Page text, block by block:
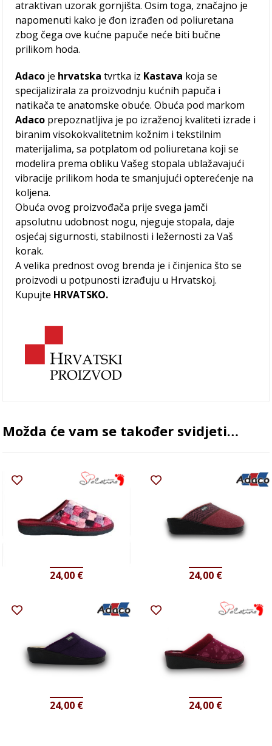
atraktivan uzorak gornjišta. Osim toga, značajno je
napomenuti kako je đon izrađen od poliuretana
zbog čega ove kućne papuče neće biti bučne
prilikom hoda.
Adaco je hrvatska tvrtka iz Kastava koja se
specijalizirala za proizvodnju kućnih papuča i
natikača te anatomske obuće. Obuća pod markom
Adaco prepoznatljiva je po izraženoj kvaliteti izrade i
biranim visokokvalitetnim kožnim i tekstilnim
materijalima, sa potplatom od poliuretana koji se
modelira prema obliku Vašeg stopala ublažavajući
vibracije prilikom hoda te smanjujući opterećenje na
koljena.
Obuća ovog proizvođača prije svega jamči
apsolutnu udobnost nogu, njeguje stopala, daje
osjećaj sigurnosti, stabilnosti i ležernosti za Vaš
korak​.
A velika prednost ovog brenda je i činjenica što se
proizvodi u potpunosti izrađuju u Hrvatskoj.
Kupujte HRVATSKO.
Možda će vam se također svidjeti…
24,00 € 24,00 €
24,00 € 24,00 €